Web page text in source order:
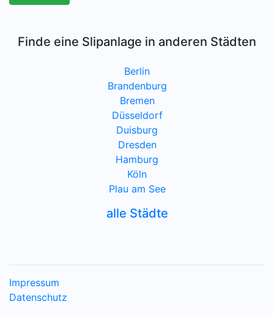
Finde eine Slipanlage in anderen Städten
Berlin
Brandenburg
Bremen
Düsseldorf
Duisburg
Dresden
Hamburg
Köln
Plau am See
alle Städte
Impressum
Datenschutz